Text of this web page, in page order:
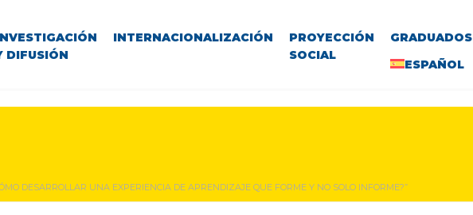
DIFUSIÓN
INTERNACIONALIZACIÓN
PROYECCIÓN
SOCIAL
GRADUADOS
ESPAÑOL
DESARROLLAR UNA EXPERIENCIA DE APRENDIZAJE QUE FORME Y NO SOLO INFORME?”